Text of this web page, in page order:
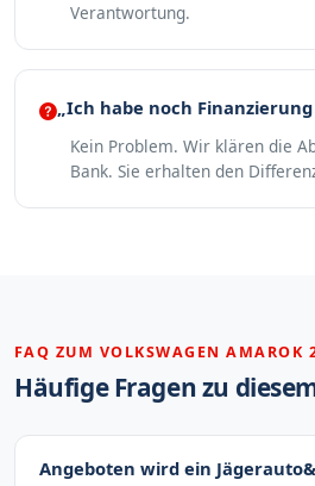
Verantwortung.
„Ich habe noch
Kein Problem. Wir klären die
Bank. Sie erhalten den
FAQ ZUM VOLKSWAGEN AMAROK
Häufige Fragen zu
Angeboten wird ein